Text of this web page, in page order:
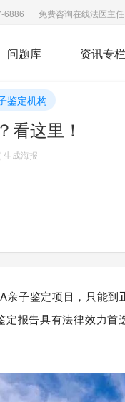
6886 免费咨询在线法医主任
问题库 资讯专栏
鉴定机构
看这里！
生成海报
亲子鉴定项目，只能到
报告具有法律效力首